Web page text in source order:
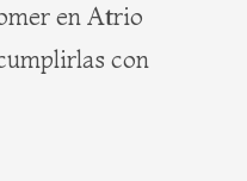
en Atrio
con